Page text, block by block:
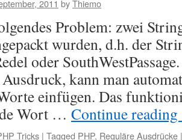
2011 byThiemo
Problem: zwei
wurden, d.h. der
oder
kann man
einfügen. Das
Wort … Continue reading
Tricks | Tagged PHP, Reguläre Ausdrücke |